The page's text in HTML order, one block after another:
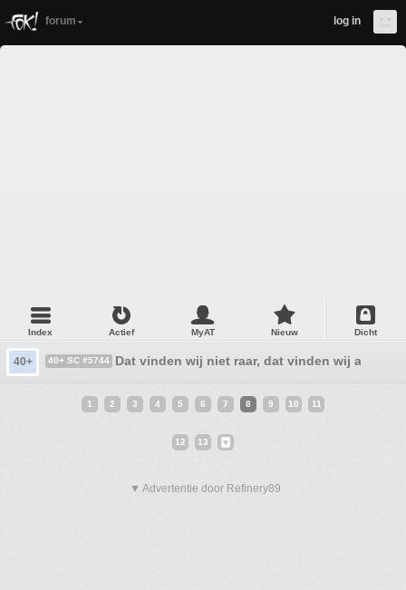
forum log in
Index Actief MyAT Nieuw Dicht
40+ 40+ SC #5744 Dat vinden wij niet raar, dat vinden wij alleen
1 2 3 4 5 6 7 8 9 10 11
12 13
▼ Advertentie door Refinery89